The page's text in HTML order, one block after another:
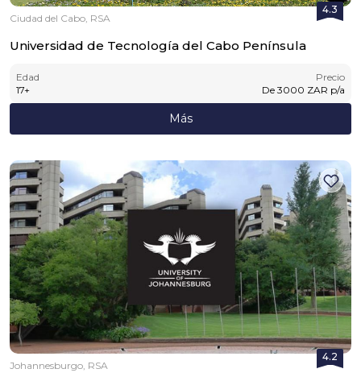
4.3
Ciudad del Cabo, RSA
Universidad de Tecnología del Cabo Península
Edad
17+
Precio
De 3000 ZAR p/a
Más
4.2
Johannesburgo, RSA